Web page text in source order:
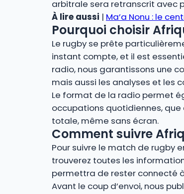
arbitrale sera retranscrit avec
À lire aussi | Ma’a Nonu : le
Pourquoi choisir
Le rugby se prête
instant compte, et il est
radio, nous garantissons une
mais aussi les analyses et les
Le format de la radio permet
occupations quotidiennes,
totale, même sans écran.
Comment suivre
Pour suivre le match de rugby
trouverez toutes les
permettra de rester connecté
Avant le coup d’envoi, nous